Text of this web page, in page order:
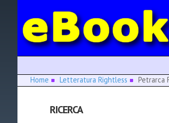
Home
Letteratura Rightless Petrarca
RICERCA